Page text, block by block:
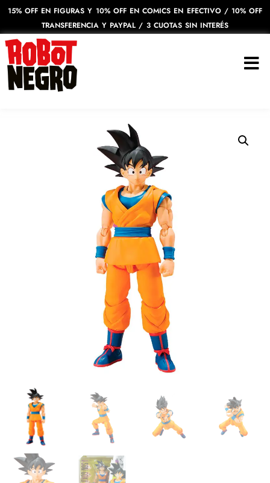
15% OFF EN FIGURAS Y 10% OFF EN COMICS EN EFECTIVO / 10% OFF
TRANSFERENCIA Y PAYPAL / 3 CUOTAS SIN INTERÉS